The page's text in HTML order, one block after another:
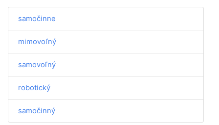
samočinne
mimovoľný
samovoľný
robotický
samočinný